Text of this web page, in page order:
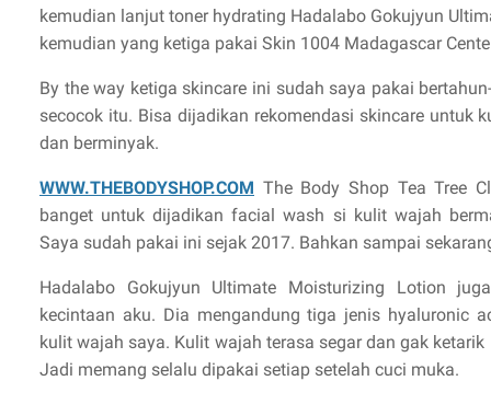
kemudian lanjut toner hydrating Hadalabo Gokujyun
kemudian yang ketiga pakai Skin 1004 Madagascar
By the way ketiga skincare ini sudah saya pakai
secocok itu. Bisa dijadikan rekomendasi skincare untuk
dan berminyak.
WWW.THEBODYSHOP.COM The Body Shop Tea Tree
banget untuk dijadikan facial wash si kulit wajah
Saya sudah pakai ini sejak 2017. Bahkan sampai
Hadalabo Gokujyun Ultimate Moisturizing Lotion
kecintaan aku. Dia mengandung tiga jenis hyaluronic
kulit wajah saya. Kulit wajah terasa segar dan gak
Jadi memang selalu dipakai setiap setelah cuci muka.